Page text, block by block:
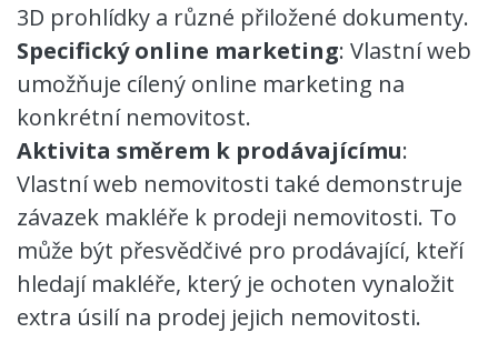
3D prohlídky a různé přiložené dokumenty.
Specifický online marketing: Vlastní web
umožňuje cílený online marketing na
konkrétní nemovitost.
Aktivita směrem k prodávajícímu:
Vlastní web nemovitosti také demonstruje
závazek makléře k prodeji nemovitosti. To
může být přesvědčivé pro prodávající, kteří
hledají makléře, který je ochoten vynaložit
extra úsilí na prodej jejich nemovitosti.